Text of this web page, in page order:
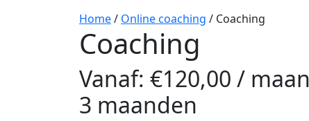
Home/ Online coaching / Coaching
Coaching
Vanaf: €120,00 /
3 maanden